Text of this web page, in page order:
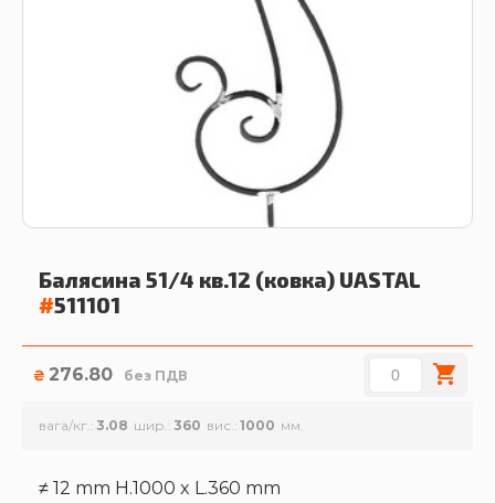
Балясина 51/4 кв.12 (ковка) UASTAL
#511101
₴ 276.80 без ПДВ
вага/кг. 3.08 шир. 360 вис. 1000
≠ 12 mm H.1000 x L.360 mm